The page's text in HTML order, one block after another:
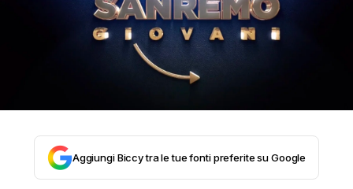
Aggiungi Biccy tra le tue fonti preferite su Google